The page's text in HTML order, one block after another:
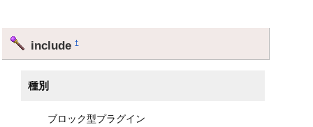
include†
種別
ブロック型プラグイン